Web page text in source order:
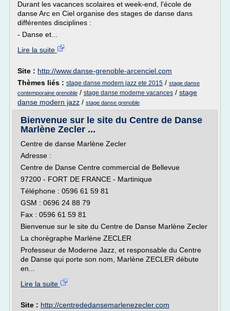
Durant les vacances scolaires et week-end, l'école de
danse Arc en Ciel organise des stages de danse dans
différentes disciplines :
- Danse et...
Lire la suite
Site : http://www.danse-grenoble-arcenciel.com
Thèmes liés : stage danse modern jazz ete 2015 / stage danse
contemporaine grenoble / stage danse moderne vacances / stage
danse modern jazz / stage danse grenoble
Bienvenue sur le site du Centre de Danse
Marlène Zecler ...
Centre de danse Marlène Zecler
Adresse :
Centre de Danse Centre commercial de Bellevue
97200 - FORT DE FRANCE - Martinique
Téléphone : 0596 61 59 81
GSM : 0696 24 88 79
Fax : 0596 61 59 81
Bienvenue sur le site du Centre de Danse Marlène Zecler
La chorégraphe Marlène ZECLER
Professeur de Moderne Jazz, et responsable du Centre
de Danse qui porte son nom, Marlène ZECLER débute
en...
Lire la suite
Site : http://centrededansemarlenezecler.com